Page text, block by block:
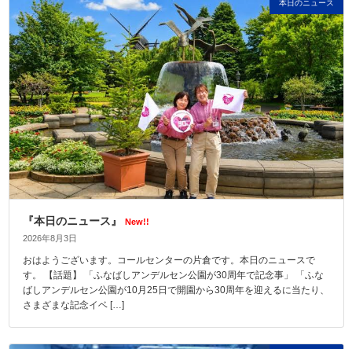
本日のニュース
『本日のニュース』
New!!
2026年8月3日
おはようございます。コールセンターの片倉です。本日のニュースで
す。 【話題】 「ふなばしアンデルセン公園が30周年で記念事」 「ふな
ばしアンデルセン公園が10月25日で開園から30周年を迎えるに当たり、
さまざまな記念イベ […]